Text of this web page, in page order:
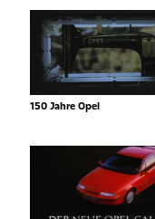
150 Jahre Opel